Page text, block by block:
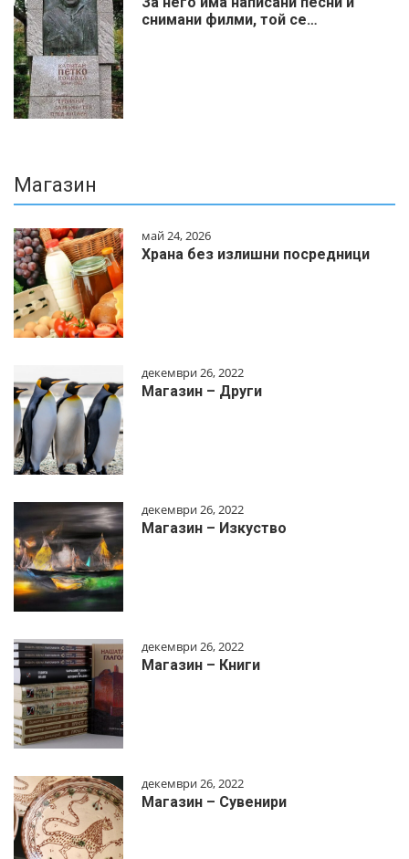
снимани филми, той се…
Магазин
май 24, 2026
Храна без излишни посредници
декември 26, 2022
Магазин – Други
декември 26, 2022
Магазин – Изкуство
декември 26, 2022
Магазин – Книги
декември 26, 2022
Магазин – Сувенири